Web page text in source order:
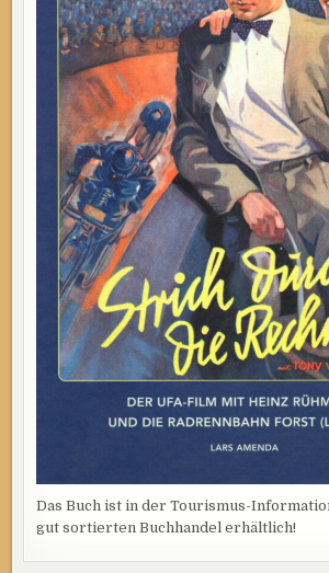
Das Buch ist in der Tourismus-
gut sortierten Buchhandel erhältlich!